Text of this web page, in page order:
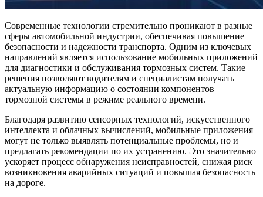
Современные технологии стремительно проникают в разные
сферы автомобильной индустрии, обеспечивая повышение
безопасности и надежности транспорта. Одним из ключевых
направлений является использование мобильных приложений
для диагностики и обслуживания тормозных систем. Такие
решения позволяют водителям и специалистам получать
актуальную информацию о состоянии компонентов
тормозной системы в режиме реального времени.
Благодаря развитию сенсорных технологий, искусственного
интеллекта и облачных вычислений, мобильные приложения
могут не только выявлять потенциальные проблемы, но и
предлагать рекомендации по их устранению. Это значительно
ускоряет процесс обнаружения неисправностей, снижая риск
возникновения аварийных ситуаций и повышая безопасность
на дороге.